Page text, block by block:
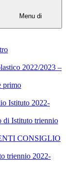
Menu di
2022/2023 –
primo
Istituto 2022-
di Istituto triennio
CONSIGLIO
triennio 2022-